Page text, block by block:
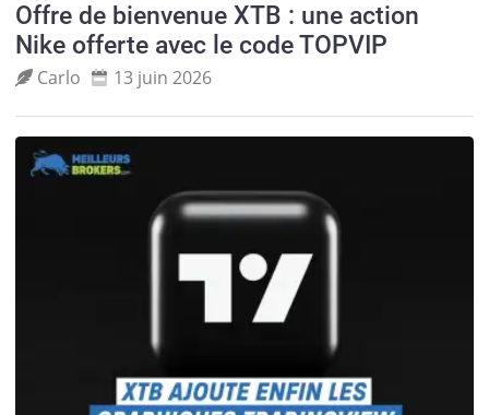
Offre de bienvenue XTB : une action
Nike offerte avec le code TOPVIP
Carlo 13 juin 2026